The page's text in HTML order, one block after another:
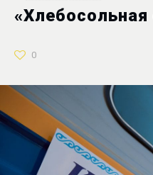
«Хлебосольная
0